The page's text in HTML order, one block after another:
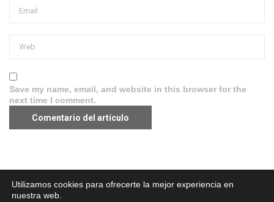
Save my name, email, and website in this browser for the
next time I comment.
Aviso legal·Política de Privacidad·Política de Cookies
Utilizamos cookies para ofrecerte la mejor experiencia en
nuestra web.